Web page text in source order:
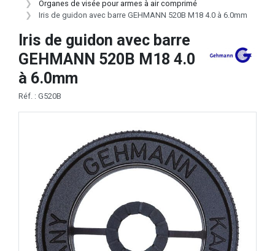
Organes de visée pour armes à air comprimé
Iris de guidon avec barre GEHMANN 520B M18 4.0 à 6.0mm
Iris de guidon avec barre
GEHMANN 520B M18 4.0
à 6.0mm
Réf. : G520B